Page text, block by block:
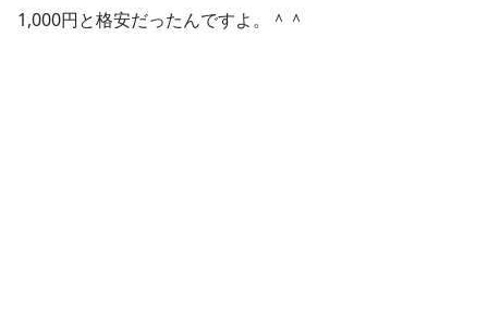
1,000円と格安だったんですよ。＾＾